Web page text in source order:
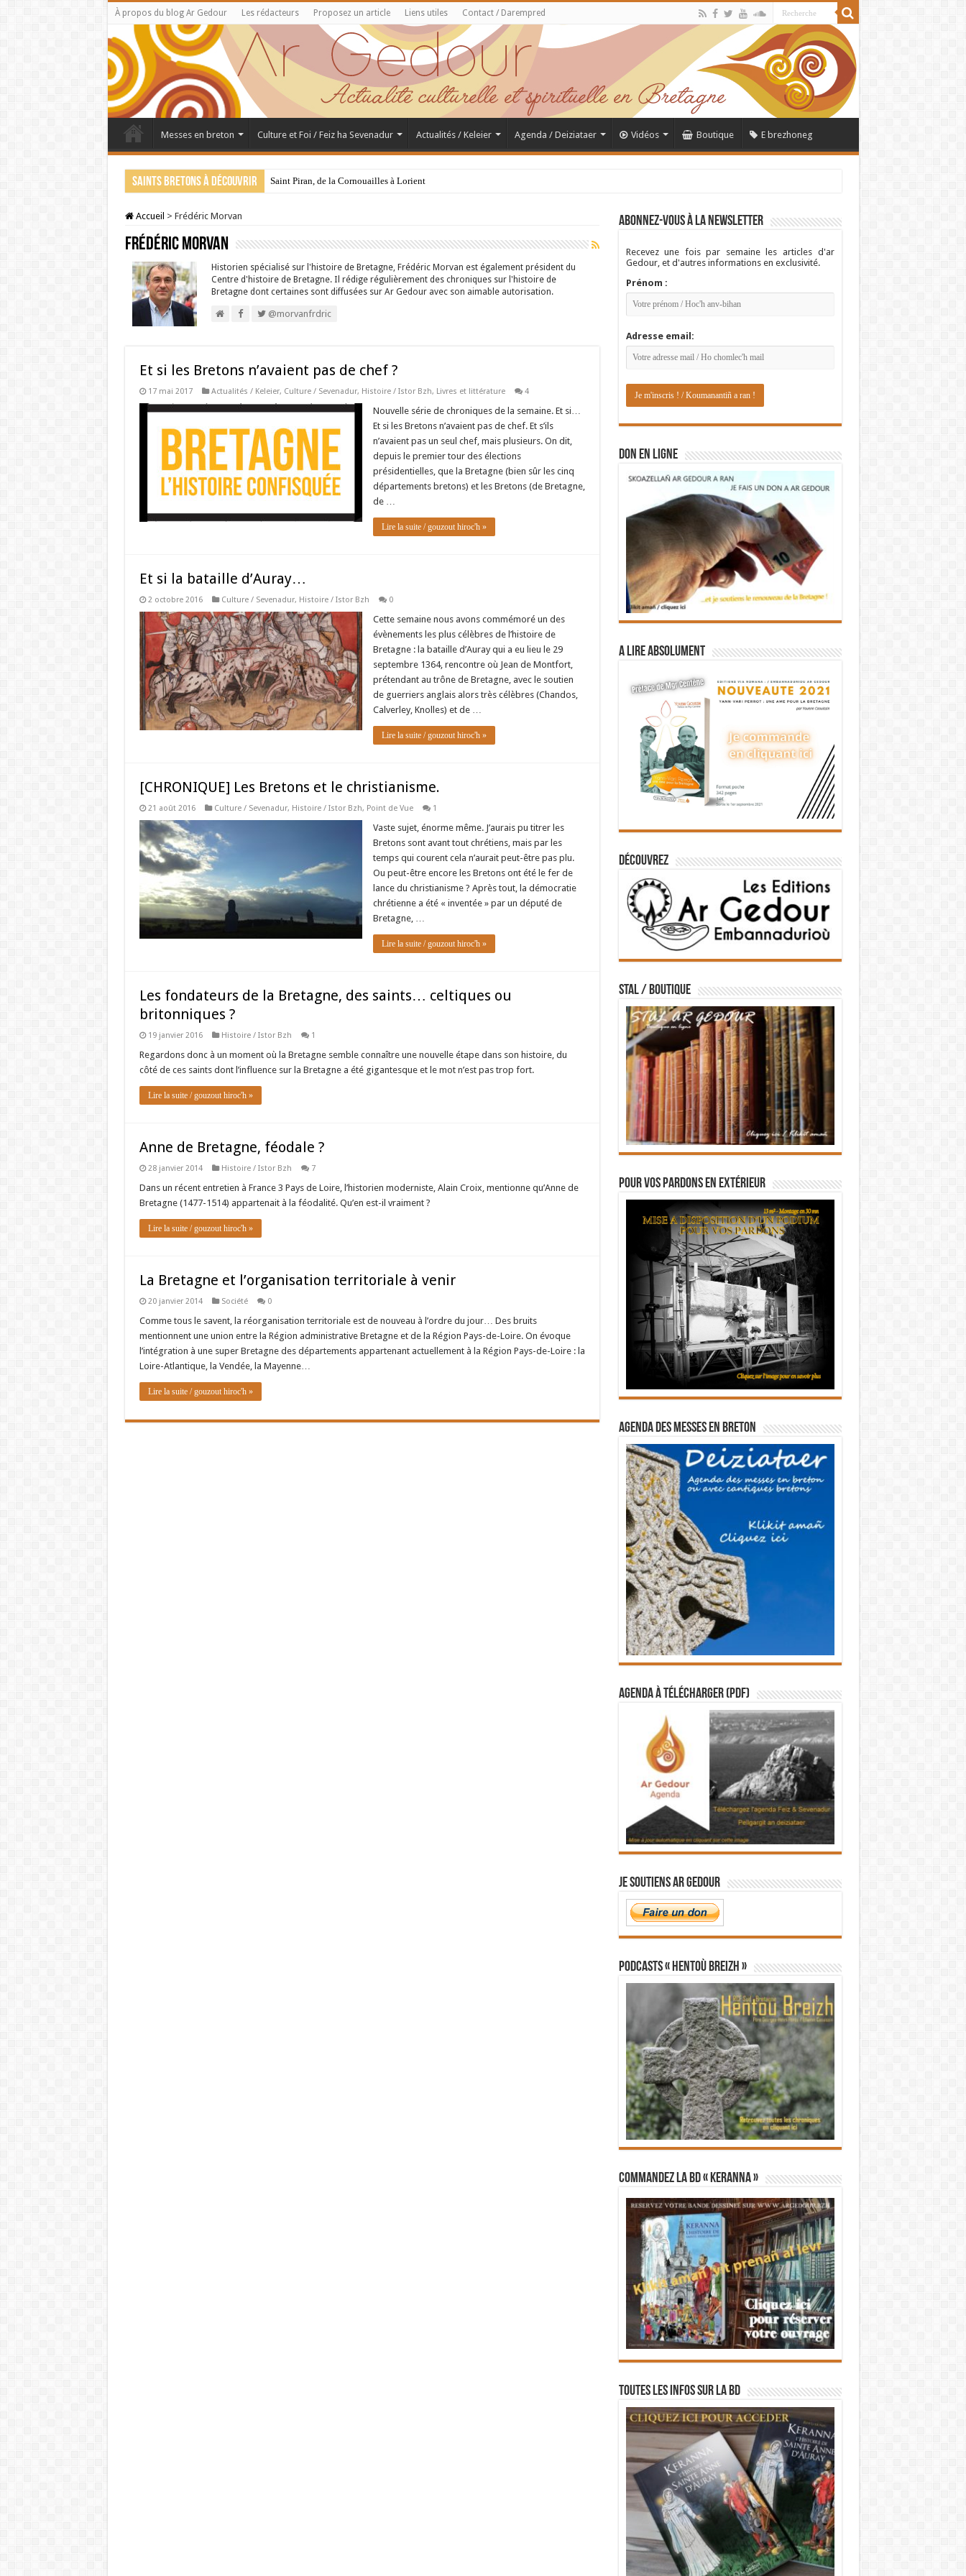
À propos du blog Ar Gedour Les rédacteurs Proposez un article Liens utiles Contact / Darempred
Messes en breton Culture et Foi / Feiz ha Sevenadur Actualités / Keleier Agenda / Deiziataer Vidéos Boutique E brezhoneg
Saints bretons à découvrir Saint Piran, de la Cornouailles à Lorient
Accueil > Frédéric Morvan
Frédéric Morvan
Historien spécialisé sur l'histoire de Bretagne, Frédéric Morvan est également président du
Centre d'histoire de Bretagne. Il rédige régulièrement des chroniques sur l'histoire de
Bretagne dont certaines sont diffusées sur Ar Gedour avec son aimable autorisation.
@morvanfrdric
Et si les Bretons n’avaient pas de chef ?
17 mai 2017 Actualités / Keleier, Culture / Sevenadur, Histoire / Istor Bzh, Livres et littérature 4
Nouvelle série de chroniques de la semaine. Et si…
Et si les Bretons n’avaient pas de chef. Et s’ils
n’avaient pas un seul chef, mais plusieurs. On dit,
depuis le premier tour des élections
présidentielles, que la Bretagne (bien sûr les cinq
départements bretons) et les Bretons (de Bretagne,
de …
Lire la suite / gouzout hiroc'h »
Et si la bataille d’Auray…
2 octobre 2016 Culture / Sevenadur, Histoire / Istor Bzh 0
Cette semaine nous avons commémoré un des
évènements les plus célèbres de l’histoire de
Bretagne : la bataille d’Auray qui a eu lieu le 29
septembre 1364, rencontre où Jean de Montfort,
prétendant au trône de Bretagne, avec le soutien
de guerriers anglais alors très célèbres (Chandos,
Calverley, Knolles) et de …
Lire la suite / gouzout hiroc'h »
[CHRONIQUE] Les Bretons et le christianisme.
21 août 2016 Culture / Sevenadur, Histoire / Istor Bzh, Point de Vue 1
Vaste sujet, énorme même. J’aurais pu titrer les
Bretons sont avant tout chrétiens, mais par les
temps qui courent cela n’aurait peut-être pas plu.
Ou peut-être encore les Bretons ont été le fer de
lance du christianisme ? Après tout, la démocratie
chrétienne a été « inventée » par un député de
Bretagne, …
Lire la suite / gouzout hiroc'h »
Les fondateurs de la Bretagne, des saints… celtiques ou
britonniques ?
19 janvier 2016 Histoire / Istor Bzh 1
Regardons donc à un moment où la Bretagne semble connaître une nouvelle étape dans son histoire, du
côté de ces saints dont l’influence sur la Bretagne a été gigantesque et le mot n’est pas trop fort.
Lire la suite / gouzout hiroc'h »
Anne de Bretagne, féodale ?
28 janvier 2014 Histoire / Istor Bzh 7
Dans un récent entretien à France 3 Pays de Loire, l’historien moderniste, Alain Croix, mentionne qu’Anne de
Bretagne (1477-1514) appartenait à la féodalité. Qu’en est-il vraiment ?
Lire la suite / gouzout hiroc'h »
La Bretagne et l’organisation territoriale à venir
20 janvier 2014 Société 0
Comme tous le savent, la réorganisation territoriale est de nouveau à l’ordre du jour… Des bruits
mentionnent une union entre la Région administrative Bretagne et de la Région Pays-de-Loire. On évoque
l’intégration à une super Bretagne des départements appartenant actuellement à la Région Pays-de-Loire : la
Loire-Atlantique, la Vendée, la Mayenne…
Lire la suite / gouzout hiroc'h »
Abonnez-vous à la newsletter
Recevez une fois par semaine les articles d'ar
Gedour, et d'autres informations en exclusivité.
Prénom :
Adresse email:
DON EN LIGNE
A lire absolument
Découvrez
STAL / BOUTIQUE
Pour vos pardons en extérieur
Agenda des messes en breton
Agenda à télécharger (PDF)
Je soutiens Ar Gedour
PODCASTS « Hentoù Breizh »
Commandez la BD « Keranna »
Toutes les infos sur la BD